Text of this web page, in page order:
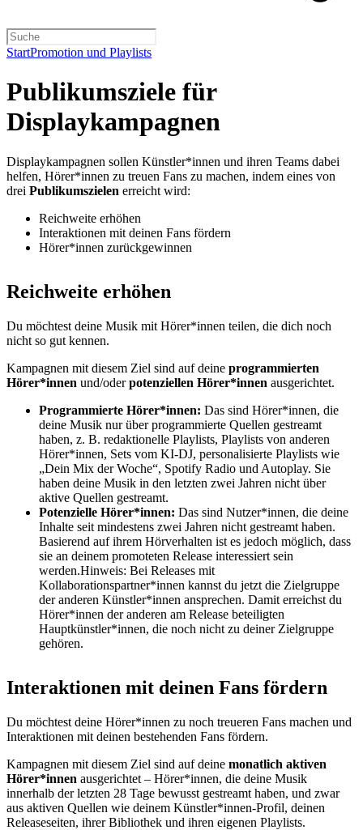
StartPromotion und Playlists
Publikumsziele für
Displaykampagnen
Displaykampagnen sollen Künstler*innen und ihren Teams dabei
helfen, Hörer*innen zu treuen Fans zu machen, indem eines von
drei Publikumszielen erreicht wird:
Reichweite erhöhen
Interaktionen mit deinen Fans fördern
Hörer*innen zurückgewinnen
Reichweite erhöhen
Du möchtest deine Musik mit Hörer*innen teilen, die dich noch
nicht so gut kennen.
Kampagnen mit diesem Ziel sind auf deine programmierten
Hörer*innen und/oderpotenziellen Hörer*innen ausgerichtet.
Programmierte Hörer*innen: Das sind Hörer*innen, die
deine Musik nur über programmierte Quellen gestreamt
haben, z. B. redaktionelle Playlists, Playlists von anderen
Hörer*innen, Sets vom KI-DJ, personalisierte Playlists wie
„Dein Mix der Woche“, Spotify Radio und Autoplay. Sie
haben deine Musik in den letzten zwei Jahren nicht über
aktive Quellen gestreamt.
Potenzielle Hörer*innen: Das sind Nutzer*innen, die deine
Inhalte seit mindestens zwei Jahren nicht gestreamt haben.
Basierend auf ihrem Hörverhalten ist es jedoch möglich, dass
sie an deinem promoteten Release interessiert sein
werden.Hinweis: Bei Releases mit
Kollaborationspartner*innen kannst du jetzt die Zielgruppe
der anderen Künstler*innen ansprechen. Damit erreichst du
Hörer*innen der anderen am Release beteiligten
Hauptkünstler*innen, die noch nicht zu deiner Zielgruppe
gehören.
Interaktionen mit deinen Fans fördern
Du möchtest deine Hörer*innen zu noch treueren Fans machen und
Interaktionen mit deinen bestehenden Fans fördern.
Kampagnen mit diesem Ziel sind auf deine monatlich aktiven
Hörer*innen ausgerichtet – Hörer*innen, die deine Musik
innerhalb der letzten 28 Tage bewusst gestreamt haben, und zwar
aus aktiven Quellen wie deinem Künstler*innen-Profil, deinen
Releaseseiten, ihrer Bibliothek und ihren eigenen Playlists.